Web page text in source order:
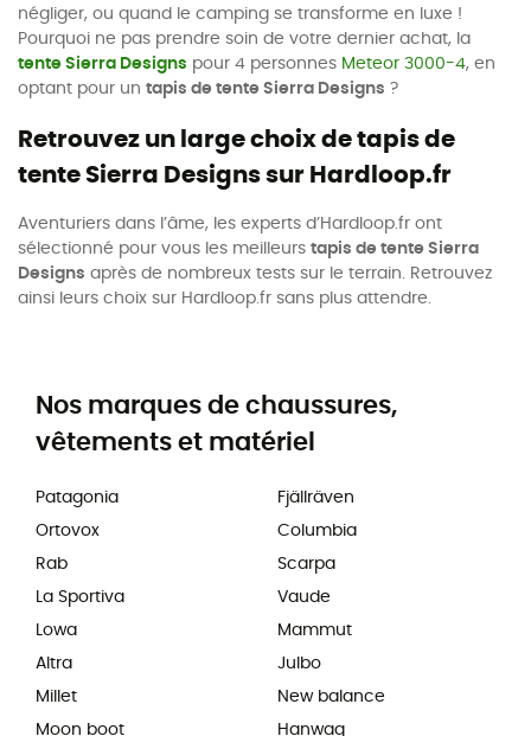
négliger, ou quand le camping se transforme en luxe !
Pourquoi ne pas prendre soin de votre dernier achat, la
tente Sierra Designs pour 4 personnes Meteor 3000-4, en
optant pour un tapis de tente Sierra Designs ?
Retrouvez un large choix de tapis de
tente Sierra Designs sur Hardloop.fr
Aventuriers dans l’âme, les experts d’Hardloop.fr ont
sélectionné pour vous les meilleurs tapis de tente Sierra
Designs après de nombreux tests sur le terrain. Retrouvez
ainsi leurs choix sur Hardloop.fr sans plus attendre.
Nos marques de chaussures,
vêtements et matériel
Patagonia
Ortovox
Rab
La Sportiva
Lowa
Altra
Millet
Moon boot
Fjällräven
Columbia
Scarpa
Vaude
Mammut
Julbo
New balance
Hanwag